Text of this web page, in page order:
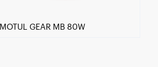
MOTUL GEAR MB 80W